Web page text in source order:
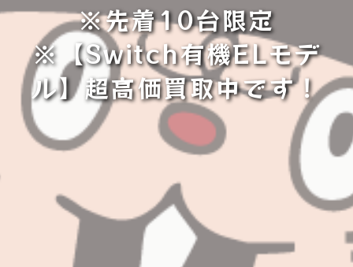
※先着10台限定
※【Switch有機ELモデ
ル】超高価買取中です！